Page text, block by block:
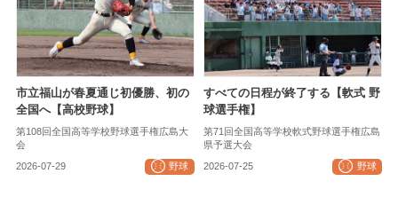
市立福山が春夏通じ初優勝、初の
全国へ【高校野球】
第108回全国高等学校野球選手権広島大
会
2026-07-29 野球
すべての日程が終了する【軟式 野
球選手権】
第71回全国高等学校軟式野球選手権広島
県予選大会
2026-07-25 野球